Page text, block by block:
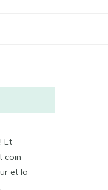
Et
coin
et la